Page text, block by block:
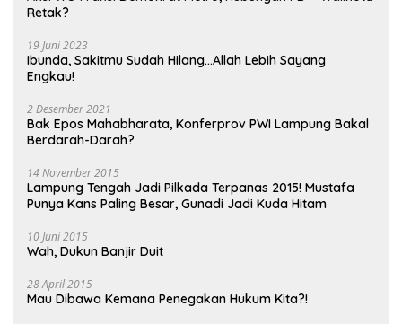
Retak?
19 Juni 2023
Ibunda, Sakitmu Sudah Hilang…Allah Lebih Sayang
Engkau!
2 Desember 2021
Bak Epos Mahabharata, Konferprov PWI Lampung Bakal
Berdarah-Darah?
14 November 2015
Lampung Tengah Jadi Pilkada Terpanas 2015! Mustafa
Punya Kans Paling Besar, Gunadi Jadi Kuda Hitam
10 Juni 2015
Wah, Dukun Banjir Duit
28 April 2015
Mau Dibawa Kemana Penegakan Hukum Kita?!